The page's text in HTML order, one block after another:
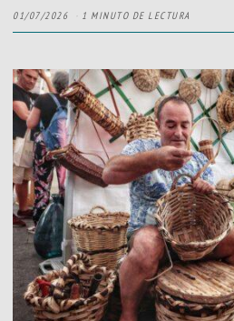
01/07/2026 1 MINUTO DE LECTURA